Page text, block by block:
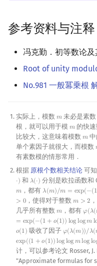
参考资料与注释
冯克勤．初等数论及
Root of unity
No.981 一般冪乗根
实际上，模数 𝑚
m 未必是素
根，就可以用于模 𝑚
m 的快
比较大，这意味着模数 𝑚
m
单个素因子就很大，而模数
有素数模的情形常用．
根据 原根个数相关结论 可知
⋅) 和 𝜆(⋅)
λ(⋅ ) 分别是欧拉函数和
𝑚
m ，都有 𝜆(𝑚)/𝑚 = exp(−(1
λ(m)/m= exp(−(1+o (
> 0，使得对于整数 𝑚 > 2
m>2
几乎所有整数 𝑚
m ，都有𝜑(𝜆(
= exp(−(1 + 𝑜(1)) loglog𝑚l
φ( λ(
𝑜(1)
o( 1 ) 吸收了因子 𝜑(𝜆(𝑚))/𝜆(
φ( λ(m) )/λ (m
exp((1 +𝑜(1))loglog𝑚loglo
exp( (1 +o (1) )loglogmloglog
计，可以参考论文 Rosser,
"Approximate formulas for